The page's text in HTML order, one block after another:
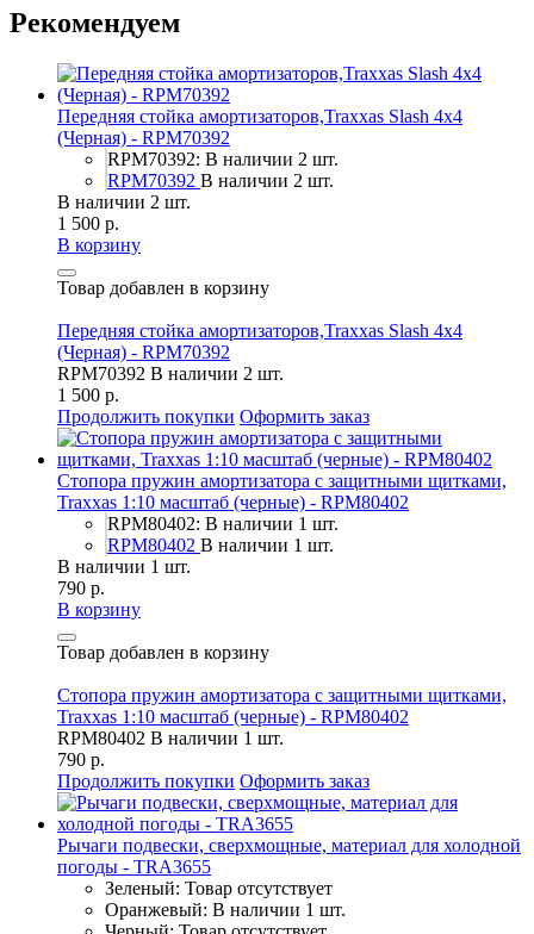
Рекомендуем
Передняя стойка амортизаторов,Traxxas Slash 4x4
(Черная) - RPM70392
RPM70392: В наличии 2 шт.
RPM70392 В наличии 2 шт.
В наличии 2 шт.
1 500 р.
В корзину
Товар добавлен в корзину
Передняя стойка амортизаторов,Traxxas Slash 4x4
(Черная) - RPM70392
RPM70392 В наличии 2 шт.
1 500 р.
Продолжить покупки Оформить заказ
Стопора пружин амортизатора с защитными щитками,
Traxxas 1:10 масштаб (черные) - RPM80402
RPM80402: В наличии 1 шт.
RPM80402 В наличии 1 шт.
В наличии 1 шт.
790 р.
В корзину
Товар добавлен в корзину
Стопора пружин амортизатора с защитными щитками,
Traxxas 1:10 масштаб (черные) - RPM80402
RPM80402 В наличии 1 шт.
790 р.
Продолжить покупки Оформить заказ
Рычаги подвески, сверхмощные, материал для холодной
погоды - TRA3655
Зеленый: Товар отсутствует
Оранжевый: В наличии 1 шт.